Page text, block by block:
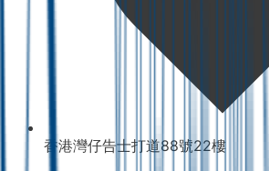
香港灣仔告士打道88號22樓